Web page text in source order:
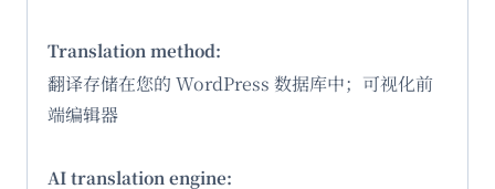
翻译存储在您的 WordPress 数据库中；可视化前
端编辑器